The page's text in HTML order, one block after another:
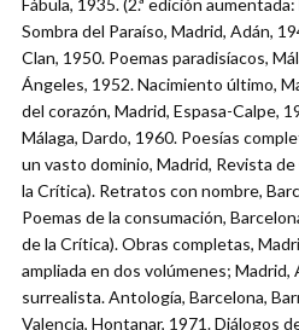
Fábula, 1935. (2.ª edición
Sombra del Paraíso, Madrid, Adán,
Clan, 1950. Poemas paradisíacos,
Ángeles, 1952. Nacimiento último,
del corazón, Madrid, Espasa-Calpe,
Málaga, Dardo, 1960. Poesías
un vasto dominio, Madrid, Revista
la Crítica). Retratos con nombre,
Poemas de la consumación,
de la Crítica). Obras completas,
ampliada en dos volúmenes; Madrid,
surrealista. Antología, Barcelona,
Valencia, Hontanar, 1971. Diálogos